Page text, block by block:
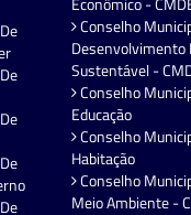
Conselho
Desenvolvimento
Sustentável -
Conselho
Educação
Conselho
Habitação
Conselho
Meio Ambiente -